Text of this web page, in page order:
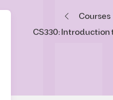
Courses
CS330: Introduction